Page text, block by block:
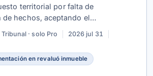
territorial por falta de
hechos, aceptando el
del SII.
Tribunal · solo Pro
2026 jul 31
en revaluó inmueble